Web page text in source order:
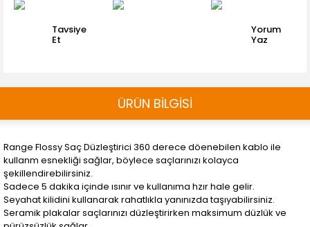
Tavsiye
Et
Yorum
Yaz
ÜRÜN BİLGİSİ
Range Flossy Saç Düzleştirici 360 derece döenebilen kablo ile
kullanm esnekliği sağlar, böylece saçlarınızı kolayca
şekillendirebilirsiniz.
Sadece 5 dakika içinde ısınır ve kullanıma hzır hale gelir.
Seyahat kilidini kullanarak rahatlıkla yanınızda taşıyabilirsiniz.
Seramik plakalar saçlarınızı düzleştirirken maksimum düzlük ve